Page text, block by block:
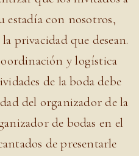
estadía con nosotros,
privacidad que desean.
y logística
de la boda debe
del organizador de la
de bodas en el
de presentarle